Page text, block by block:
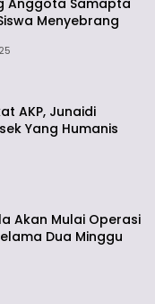
Anggota Samapta
Menyebrang
AKP, Junaidi
Yang Humanis
Akan Mulai Operasi
Dua Minggu